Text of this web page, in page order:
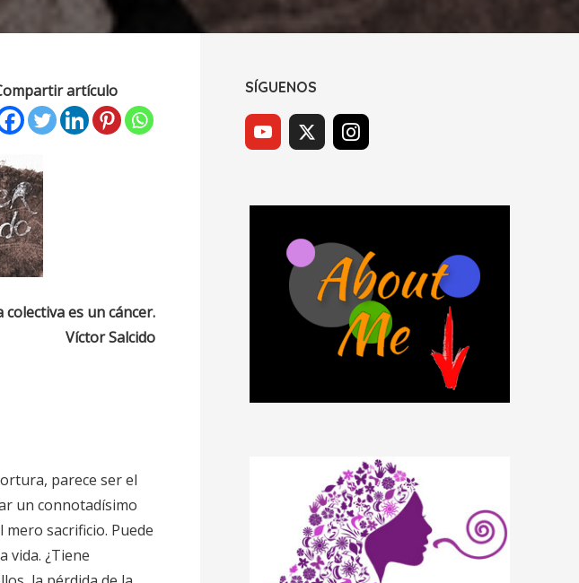
artículo
es un cáncer.
Víctor Salcido
parece ser el
un connotadísimo
mero sacrificio. Puede
vida. ¿Tiene
SÍGUENOS